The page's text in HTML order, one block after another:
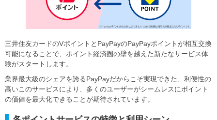
三井住友カードのVポイントとPayPayのPayPayポイントが相互交換
可能になることで、ポイント経済圏の壁を越えた新たなサービス体
験がスタートします。
業界最大級のシェアを誇るPayPayだからこそ実現できた、利便性の
高いこのサービスにより、多くのユーザーがシームレスにポイント
の価値を最大化できることが期待されています。